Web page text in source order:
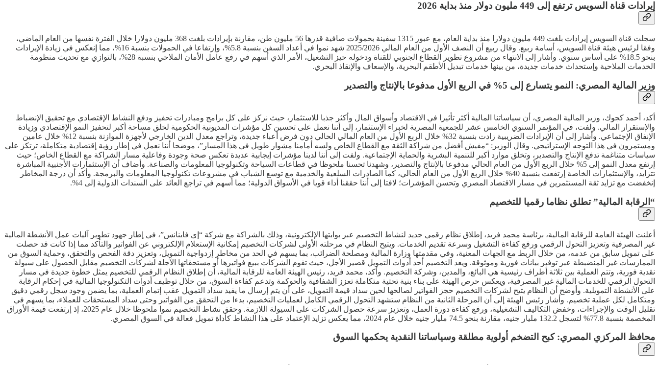
إيرادات قناة السويس ترتفع إلى 449 مليون دولار منذ بداية 2026
سجلت قناة السويس إيرادات بلغت 449 مليون دولارا منذ بداية العام، مع عبور 1315 سفينة بحمولات صافية قدرها 56 مليون طن، مقارنة بإيرادات بلغت 368 مليون دولارا خلال الفترة نفسها من العام الماضي،
وفقا لرئيس هيئة قناة السويس، أسامة ربيع. وقال ربيع أن النصف الأول من العام المالي 2025/2026 شهد نموا في أعداد السفن بنسبة 5.8%، وإرتفاعا في الحمولات بنسبة 16%، مما إنعكس في زيادة الإيرادات
بنحو 18.5% على أساس سنوي. وأشار إلى الانتهاء من مشروع تطوير القطاع الجنوبي للقناة ودخوله حيز التشغيل، الأمر الذي أسهم في رفع عامل الأمان الملاحي بنسبة 28%، بالتوازي مع تحديث منظومة
الخدمات الملاحية وإستحداث خدمات جديدة، من بينها خدمات تبديل الأطقم البحرية، والإسعاف والإنقاذ البحري.
وزير المالية المصري: النمو يتسارع إلى 5% في الربع الأول مدفوعا بالإنتاج والتصدير
أكد، أحمد كجوك، وزير المالية المصري، أن سياساتنا المالية أكثر تأثيرا في الاقتصاد وأسواق المال وأكثر جذبا للاستثمار، حيث نركز على كل برامج ومبادرات تحفيز ودفع النشاط الإقتصادي مع تحقيق الإنضباط
والإستقرار المالي. ولفت، في المؤتمر السنوي الخامس عشر للجمعية المصرية لخبراء الإستثمار، إلى أننا نعمل على تحسين كل مؤشرات المديونية الحكومية لخلق مساحة أكبر لتحفيز النمو الإقتصادي وزيادة
الإنفاق الإجتماعي. وأشار إلى أن الإيرادات الضريبية زادت بنسبة 32%؜ خلال الربع الأول من العام المالي الحالي دون فرض أعباء جديدة، وتراجع معدل الدين الخارجي لأجهزة الموازنة بنسبة 12%؜ خلال عامين
ومستمرون في هذا التوجه الإستراتيجي. وقال الوزير: “مفيش أفضل من شراكة الثقة مع القطاع الخاص ولسه أمامنا مشوار طويل في هذا المسار”، موضحا أننا نعمل في إطار رؤية إقتصادية متكاملة، ترتكز على
سياسات متناغمة تدفع الإنتاج والتصدير، وتخلق موارد أكبر للتنمية البشرية والحماية الإجتماعية. ولفت إلى أننا لدينا مؤشرات إيجابية عديدة تعكس صحة وجودة وفاعلية مسار الشراكة مع القطاع الخاص؛ حيث
إرتفع معدل النمو إلى 5% خلال الربع الأول من العام الحالي مدفوعا بالإنتاج والتصدير، وشهدنا تحسنا ملحوظا في قطاعات السياحة وتكنولوجيا المعلومات والصناعة. وأضاف أن الإستثمارات الأجنبية المباشرة
تتزايد، والإستثمارات الخاصة إرتفعت بنسبة 40%؜ خلال الربع الأول من العام الحالي، كما الصادرات السلعية والخدمية مع توسع الشباب في مشروعات تكنولوجيا المعلومات والبرمجة. وأكد أن درجة المخاطر
إنخفضت مع تزايد ثقة المستثمرين في مسار الاقتصاد المصري وتحسن المؤشرات؛ لافتا إلى أننا حققنا أداء قويا في الأسواق الدولية؛ مما أسهم في تراجع العائد على السندات الدولية إلى 4%.
“الرقابة المالية” تطلق نظاما رقميا للتخصيم
أعلنت الهيئة العامة للرقابة المالية، برئاسة محمد فريد، إطلاق نظام رقمي جديد لنشاط التخصيم عبر بوابتها الإلكترونية، وذلك بالشراكة مع شركة “إي فاينانس”، في إطار جهود تطوير آليات عمل الأنشطة المالية
غير المصرفية وتعزيز التحول الرقمي ورفع كفاءة التشغيل وسرعة تقديم الخدمات. ويتيح النظام في مرحلته الأولى لشركات التخصيم إمكانية الإستعلام الإلكتروني عن الفواتير والتأكد مما إذا كانت قد حصلت
على تمويل سابق من عدمه، من خلال الربط مع الجهات المعنية، وفي مقدمتها وزارة المالية ومصلحة الضرائب، بما يسهم في الحد من مخاطر إزدواجية التمويل، وتعزيز دقة الفحص والتحقق، وحماية السوق من
الممارسات غير المنضبطة عبر توفير بيانات فورية وموثوقة. ويعد التخصيم أحد أدوات التمويل قصير الأجل، حيث تقوم الشركات ببيع فواتيرها أو مستحقاتها الآجلة لشركات التخصيم مقابل الحصول على سيولة
نقدية فورية، وتتم العملية بين ثلاثة أطراف رئيسية هي البائع، والمدين، وشركة التخصيم. وأكد، محمد فريد، رئيس الهيئة العامة للرقابة المالية، أن إطلاق النظام الرقمي للتخصيم يمثل خطوة جديدة في مسار
التحول الرقمي للخدمات المالية غير المصرفية، ويعكس حرص الهيئة على بناء بنية تحتية متكاملة تعزز الشفافية والحوكمة وتدعم كفاءة السوق، من خلال توظيف أدوات التكنولوجيا المالية في إحكام الرقابة
على الأنشطة التمويلية. وأوضح أن النظام يتيح لشركات التخصيم حجز الفواتير لصالحها لحين سداد قيمة التمويل، على أن يتم إرسال ما يفيد سداد التمويل عقب إتمام العملية، بما يضمن وجود سجل رقمي دقيق
ومتكامل لكل عملية تخصيم. وأشار رئيس الهيئة إلى أن المرحلة الثانية من النظام ستشهد التحول الرقمي الكامل لعمليات التخصيم، بدءا من التحقق من الفواتير وحتى سداد المستحقات للعملاء، بما يسهم في
تقليل الوقت والإجراءات، وخفض التكاليف التشغيلية، ورفع كفاءة دورة العمل، وتعزيز سرعة حصول الشركات على السيولة اللازمة. وحقق نشاط التخصيم نموا ملحوظا خلال عام 2025، إذ إرتفعت قيمة الأوراق
المخصمة بنسبة 77.8% لتسجل 132.2 مليار جنيه، مقارنة بنحو 74.5 مليار جنيه خلال عام 2024، مما يعكس تزايد الإعتماد على هذا النشاط كأداة تمويل فعالة في السوق المصري.
محافظ المركزي المصري: كبح التضخم أولوية مطلقة وسياساتنا النقدية يحكمها السوق